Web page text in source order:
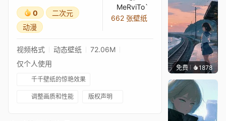
Slowed x
Chained Soldier
0
二次元
动漫
MeRviTo`
662 张壁纸
视频格式 动态壁纸
72.06M
仅个人使用
千千壁纸的惊艳效果
调整画质和性能 版权声明
免费 1878辰东